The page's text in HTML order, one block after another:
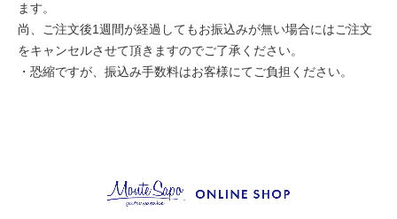
ます。
尚、ご注文後1週間が経過してもお振込みが無い場合にはご注文
をキャンセルさせて頂きますのでご了承ください。
・恐縮ですが、振込み手数料はお客様にてご負担ください。